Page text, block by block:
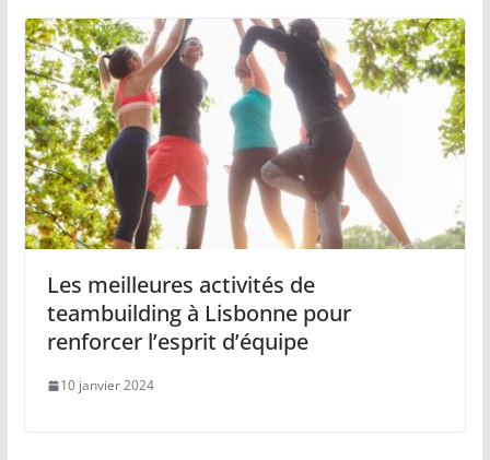
Les meilleures activités de
teambuilding à Lisbonne pour
renforcer l’esprit d’équipe
10 janvier 2024